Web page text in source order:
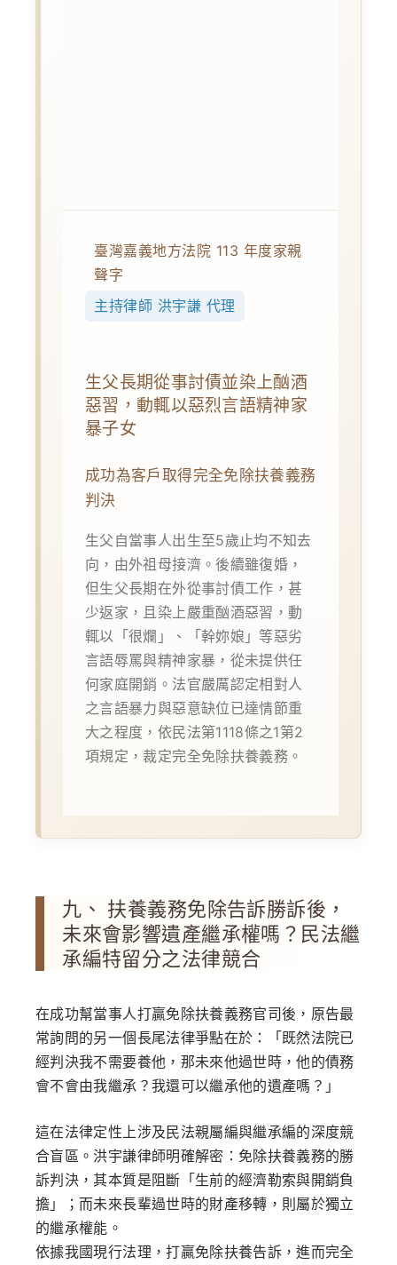
臺灣嘉義地方法院 113 年度家親
聲字
主持律師 洪宇謙 代理
生父長期從事討債並染上酗酒
惡習，動輒以惡烈言語精神家
暴子女
成功為客戶取得完全免除扶養義務
判決
生父自當事人出生至5歲止均不知去
向，由外祖母接濟。後續雖復婚，
但生父長期在外從事討債工作，甚
少返家，且染上嚴重酗酒惡習，動
輒以「很爛」、「幹妳娘」等惡劣
言語辱罵與精神家暴，從未提供任
何家庭開銷。法官嚴厲認定相對人
之言語暴力與惡意缺位已達情節重
大之程度，依民法第1118條之1第2
項規定，裁定完全免除扶養義務。
九、 扶養義務免除告訴勝訴後，
未來會影響遺產繼承權嗎？民法繼
承編特留分之法律競合
在成功幫當事人打贏免除扶養義務官司後，原告最
常詢問的另一個長尾法律爭點在於：
「既然法院已
經判決我不需要養他，那未來他過世時，他的債務
會不會由我繼承？我還可以繼承他的遺產嗎？」
這在法律定性上涉及民法親屬編與繼承編的深度競
合盲區。洪宇謙律師明確解密：免除扶養義務的勝
訴判決，其本質是阻斷「生前的經濟勒索與開銷負
擔」；而未來長輩過世時的財產移轉，則屬於獨立
的繼承權能。
依據我國現行法理，打贏免除扶養告訴，進而完全